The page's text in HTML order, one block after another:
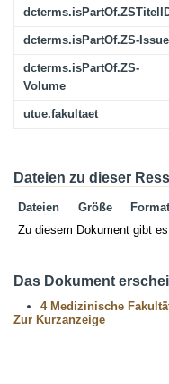
dcterms.isPartOf.ZS-Issue
dcterms.isPartOf.ZS-
Volume
utue.fakultaet
Dateien zu dieser
Dateien Größe
Format
Zu diesem Dokument gibt
Das Dokument
4 Medizinische
Zur Kurzanzeige